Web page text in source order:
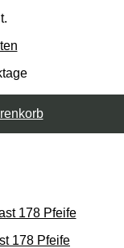
178 Pfeife